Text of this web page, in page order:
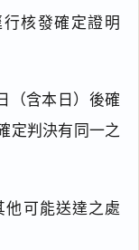
核發確定證明
（含本日）後確
定判決有同一之
可能送達之處
閱讀 研究